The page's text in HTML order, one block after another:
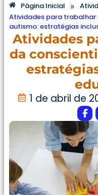
Página Inicial »
Atividades para
autismo: estratégias
Atividades
da
1 de abril de